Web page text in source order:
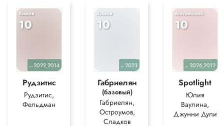
Химия
10
уч. 2022,2014
Рудзитис
Рудзитис,
Фельдман
Химия
10
уч. 2023
Габриелян
(базовый)
Габриелян,
Остроумов,
Сладков
Английский
10
уч. 2026,2012
Spotlight
Юлия
Ваулина,
Джунни Дули